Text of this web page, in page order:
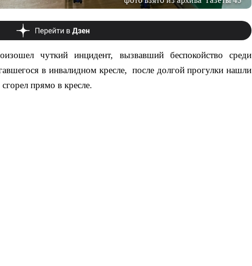
чуткий инцидент, вызвавший беспокойство среди
в инвалидном кресле, после долгой прогулки нашли
прямо в кресле.